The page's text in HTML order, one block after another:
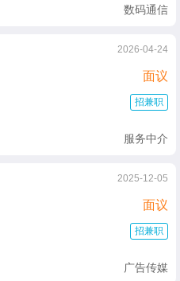
数码通信
2026-04-24
面议
招兼职
服务中介
2025-12-05
面议
招兼职
广告传媒